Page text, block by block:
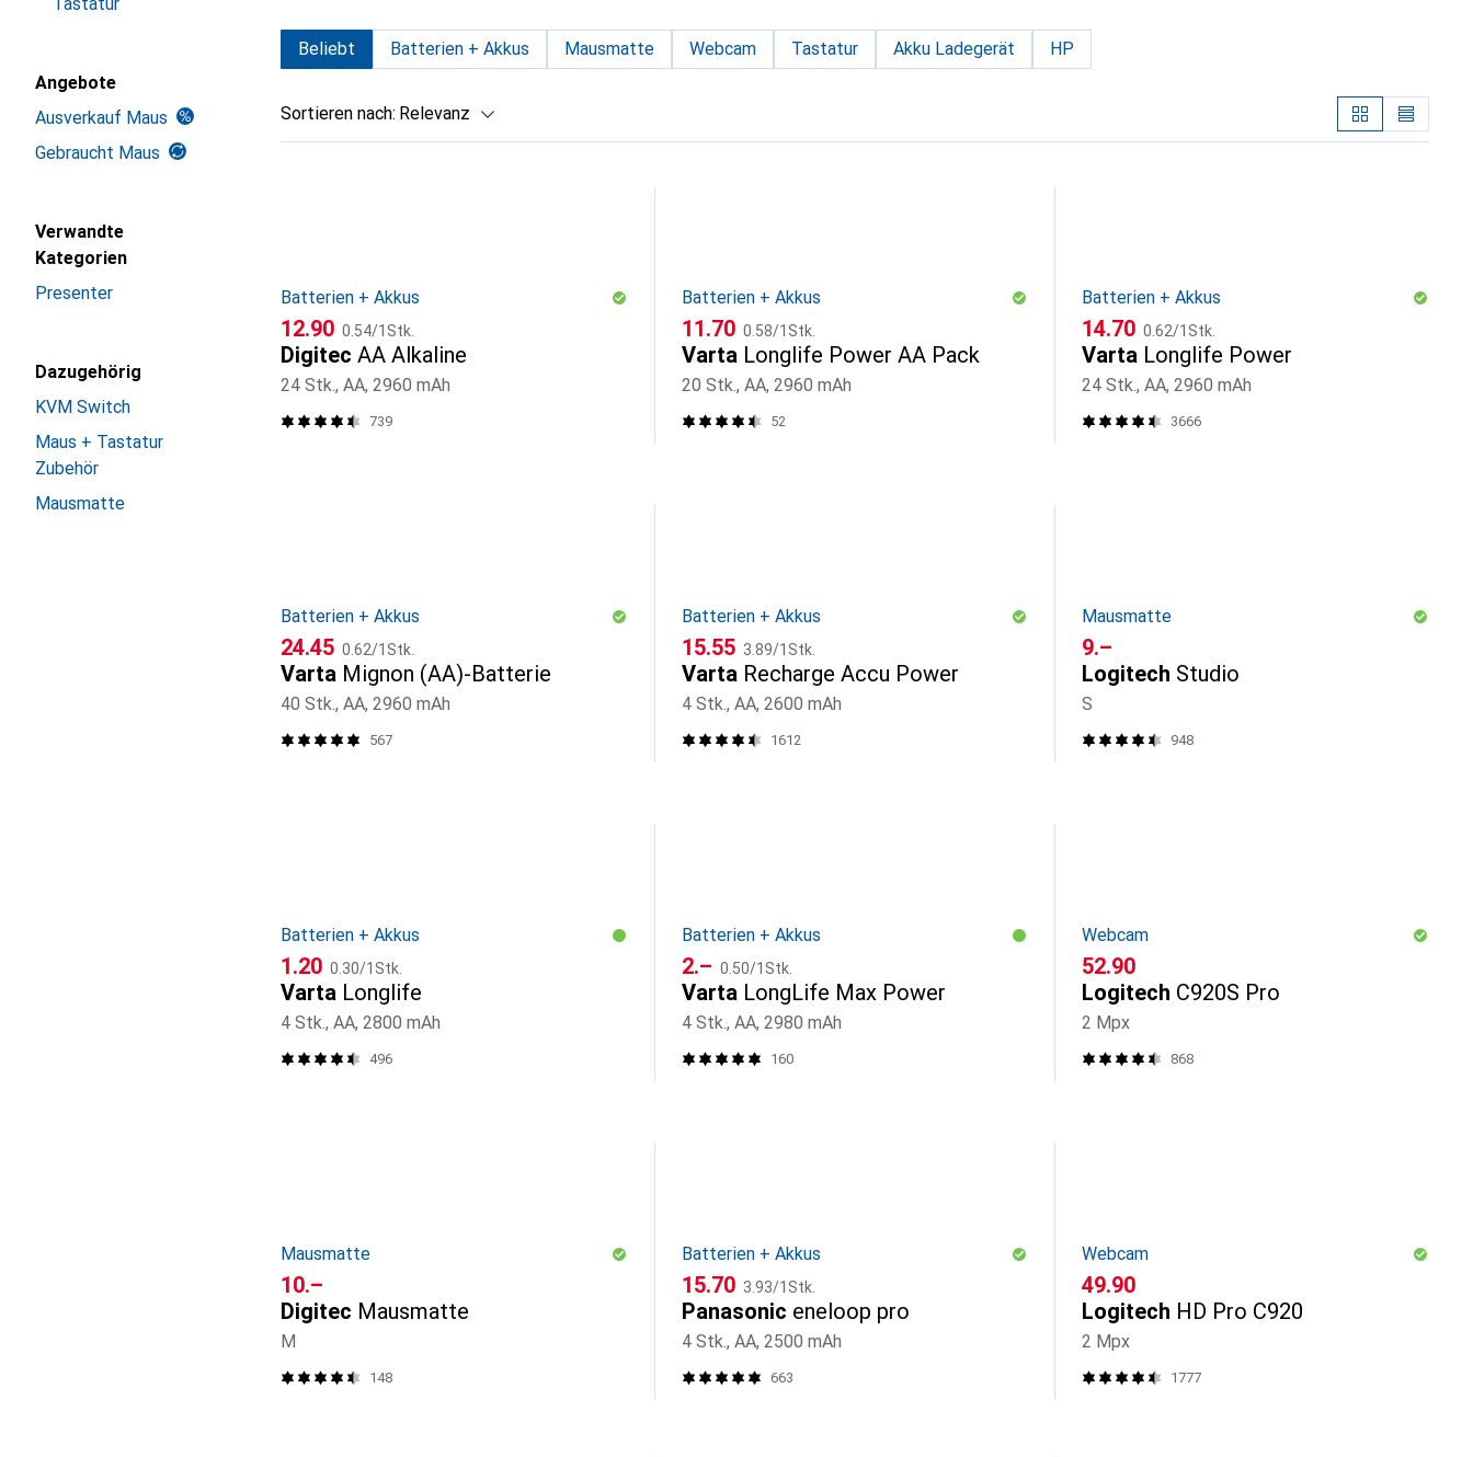
Angebote
Ausverkauf Maus
Gebraucht Maus
Verwandte
Kategorien
Presenter
Dazugehörig
KVM Switch
Maus + Tastatur
Zubehör
Mausmatte
Beliebt Batterien + Akkus Mausmatte Webcam Tastatur Akku Ladegerät HP
Sortieren nach: Relevanz
Batterien + Akkus
CHF
12.90 CHF
0.54/1Stk.
Digitec AA Alkaline
24 Stk., AA, 2960 mAh
739
Batterien + Akkus
CHF
11.70 CHF
0.58/1Stk.
Varta Longlife Power AA Pack
20 Stk., AA, 2960 mAh
52
Batterien + Akkus
CHF
14.70 CHF
0.62/1Stk.
Varta Longlife Power
24 Stk., AA, 2960 mAh
3666
Batterien + Akkus
CHF
24.45 CHF
0.62/1Stk.
Varta Mignon (AA)-Batterie
40 Stk., AA, 2960 mAh
567
Batterien + Akkus
CHF
15.55 CHF
3.89/1Stk.
Varta Recharge Accu Power
4 Stk., AA, 2600 mAh
1612
Mausmatte
CHF
9.–
Logitech Studio
S
948
Batterien + Akkus
CHF
1.20 CHF
0.30/1Stk.
Varta Longlife
4 Stk., AA, 2800 mAh
496
Batterien + Akkus
CHF
2.– CHF
0.50/1Stk.
Varta LongLife Max Power
4 Stk., AA, 2980 mAh
160
Webcam
CHF
52.90
Logitech C920S Pro
2 Mpx
868
Mausmatte
CHF
10.–
Digitec Mausmatte
M
148
Batterien + Akkus
CHF
15.70 CHF
3.93/1Stk.
Panasonic eneloop pro
4 Stk., AA, 2500 mAh
663
Webcam
CHF
49.90
Logitech HD Pro C920
2 Mpx
1777